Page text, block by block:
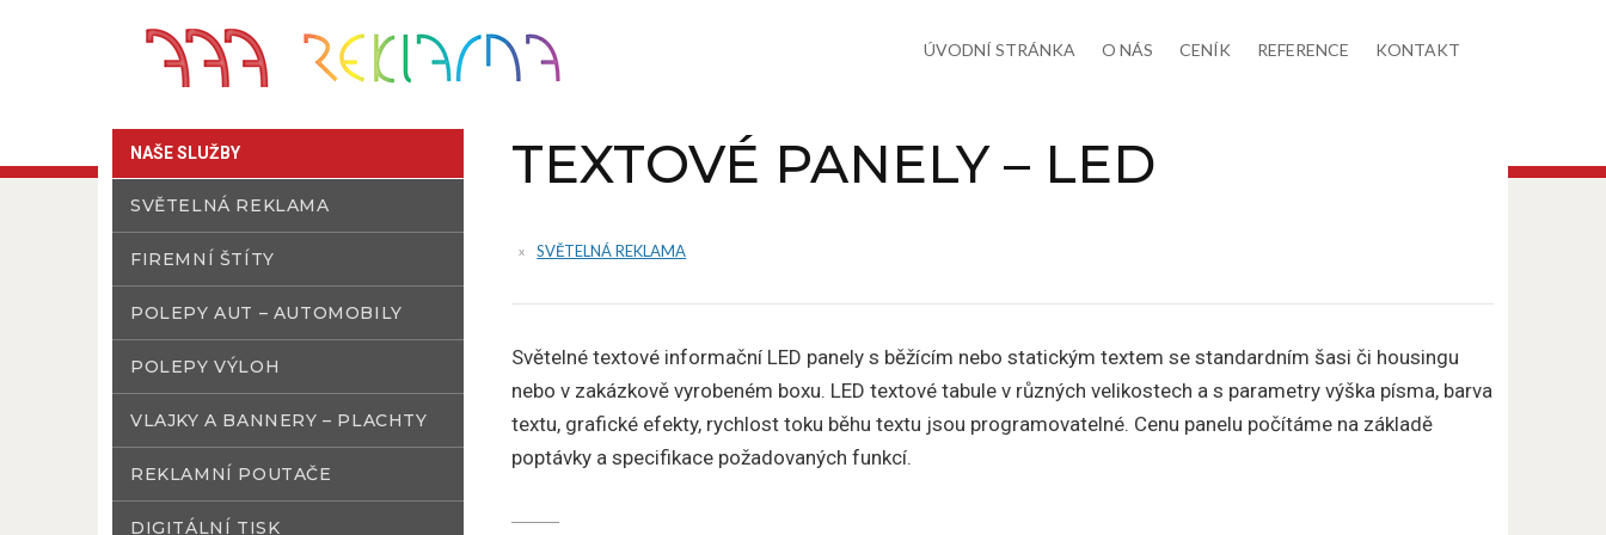
ÚVODNÍ STRÁNKA O NÁS CENÍK REFERENCE KONTAKT
TEXTOVÉ PANELY – LED
SVĚTELNÁ REKLAMA
Světelné textové informační LED panely s běžícím nebo statickým textem se standardním šasi či housingu
nebo v zakázkově vyrobeném boxu. LED textové tabule v různých velikostech a s parametry výška písma, barva
textu, grafické efekty, rychlost toku běhu textu jsou programovatelné. Cenu panelu počítáme na základě
poptávky a specifikace požadovaných funkcí.
NAŠE SLUŽBY
SVĚTELNÁ REKLAMA
FIREMNÍ ŠTÍTY
POLEPY AUT – AUTOMOBILY
POLEPY VÝLOH
VLAJKY A BANNERY – PLACHTY
REKLAMNÍ POUTAČE
DIGITÁLNÍ TISK